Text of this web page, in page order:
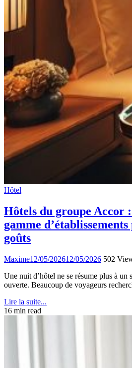
Hôtel
Hôtels du groupe Accor
gamme
goûts
Maxime12/05/202612/05/2026 502
Une nuit d’hôtel ne se résume plus à un
ouverte. Beaucoup de voyageurs
Lire la suite...
16 min read